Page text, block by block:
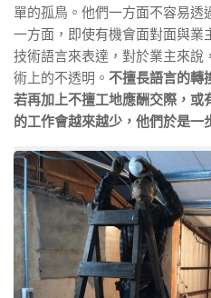
單的孤鳥。他們一方面不容易透
一方面，即使有機會面對面與業
技術語言來表達，對於業主來說
術上的不透明。 不擅長語言的轉
若再加上不擅工地應酬交際，或
的工作會越來越少，他們於是一